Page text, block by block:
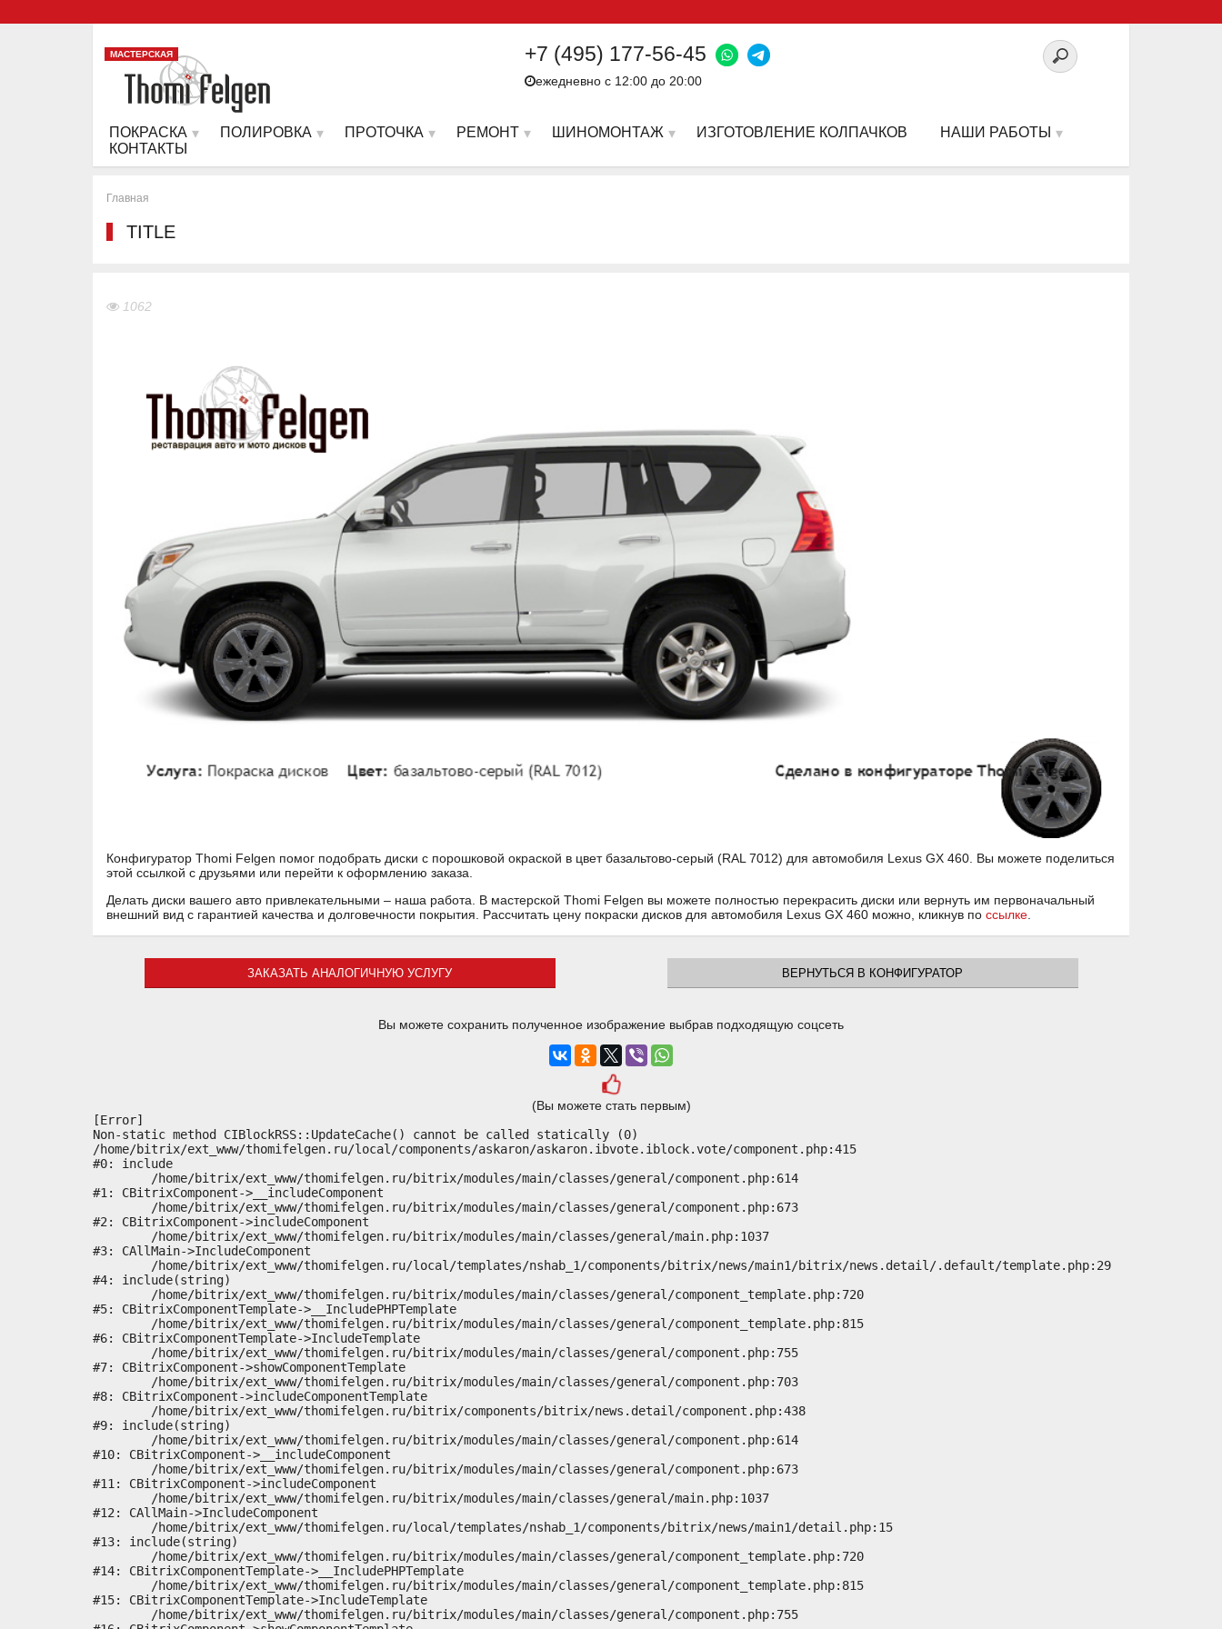
МАСТЕРСКАЯ +7 (495) 177-56-45
ежедневно с 12:00 до 20:00
ПОКРАСКА ПОЛИРОВКА ПРОТОЧКА РЕМОНТ ШИНОМОНТАЖ ИЗГОТОВЛЕНИЕ КОЛПАЧКОВ
НАШИ РАБОТЫ
КОНТАКТЫ
Главная
TITLE
1062
Конфигуратор Thomi Felgen помог подобрать диски с порошковой окраской в цвет базальтово-серый (RAL 7012) для автомобиля Lexus GX 460. Вы можете поделиться
этой ссылкой с друзьями или перейти к оформлению заказа.
Делать диски вашего авто привлекательными – наша работа. В мастерской Thomi Felgen вы можете полностью перекрасить диски или вернуть им первоначальный
внешний вид с гарантией качества и долговечности покрытия. Рассчитать цену покраски дисков для автомобиля Lexus GX 460 можно, кликнув по ссылке.
ЗАКАЗАТЬ АНАЛОГИЧНУЮ УСЛУГУ ВЕРНУТЬСЯ В КОНФИГУРАТОР
Вы можете сохранить полученное изображение выбрав подходящую соцсеть
(Вы можете стать первым)
[Error]
Non-static method CIBlockRSS::UpdateCache() cannot be called statically (0)
/home/bitrix/ext_www/thomifelgen.ru/local/components/askaron/askaron.ibvote.iblock.vote/component.php:415
#0: include
#1: CBitrixComponent->__includeComponent
#2: CBitrixComponent->includeComponent
#3: CAllMain->IncludeComponent
#4: include(string)
#5: CBitrixComponentTemplate->__IncludePHPTemplate
#6: CBitrixComponentTemplate->IncludeTemplate
#7: CBitrixComponent->showComponentTemplate
#8: CBitrixComponent->includeComponentTemplate
#9: include(string)
#10: CBitrixComponent->__includeComponent
#11: CBitrixComponent->includeComponent
#12: CAllMain->IncludeComponent
#13: include(string)
#14: CBitrixComponentTemplate->__IncludePHPTemplate
#15: CBitrixComponentTemplate->IncludeTemplate